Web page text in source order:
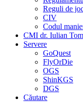
Reguli de
CIV
Codul
CMI dr. Iulian
Servere
GoQuest
FlyOrDie
OGS
ShinKGS
DGS
Căutare